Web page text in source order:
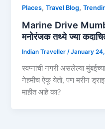
Places,Travel Blog,
Marine Drive
मनोरंजक तथ्ये ज्या
Indian Traveller/January
स्वप्नांची नगरी असलेल्या
नेहमीच ऐकू येतो, पण मरीन
माहीत आहे का?